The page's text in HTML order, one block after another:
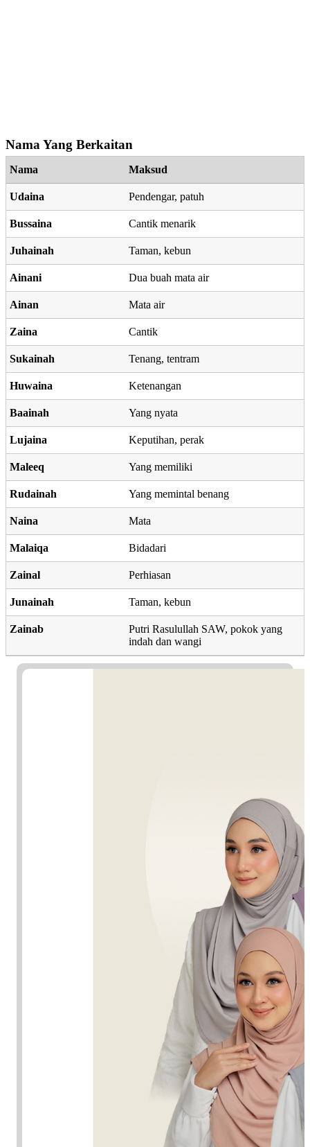
Nama Yang Berkaitan
Nama Maksud
Udaina Pendengar, patuh
Bussaina Cantik menarik
Juhainah Taman, kebun
Ainani Dua buah mata air
Ainan Mata air
Zaina Cantik
Sukainah Tenang, tentram
Huwaina Ketenangan
Baainah Yang nyata
Lujaina Keputihan, perak
Maleeq Yang memiliki
Rudainah Yang memintal benang
Naina Mata
Malaiqa Bidadari
Zainal Perhiasan
Junainah Taman, kebun
Zainab
Putri Rasulullah SAW, pokok yang
indah dan wangi